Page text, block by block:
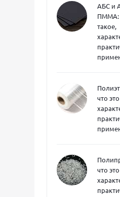
АБС и
ПММА:
такое,
что
что